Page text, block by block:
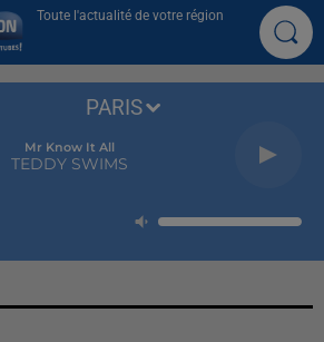
Toute l'actualité de votre région
Mr Know It All
TEDDY SWIMS
PARIS